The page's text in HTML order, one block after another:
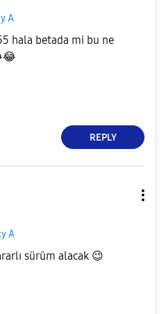
A
hala betada mi bu ne
😂
REPLY
A
sürüm alacak 😉